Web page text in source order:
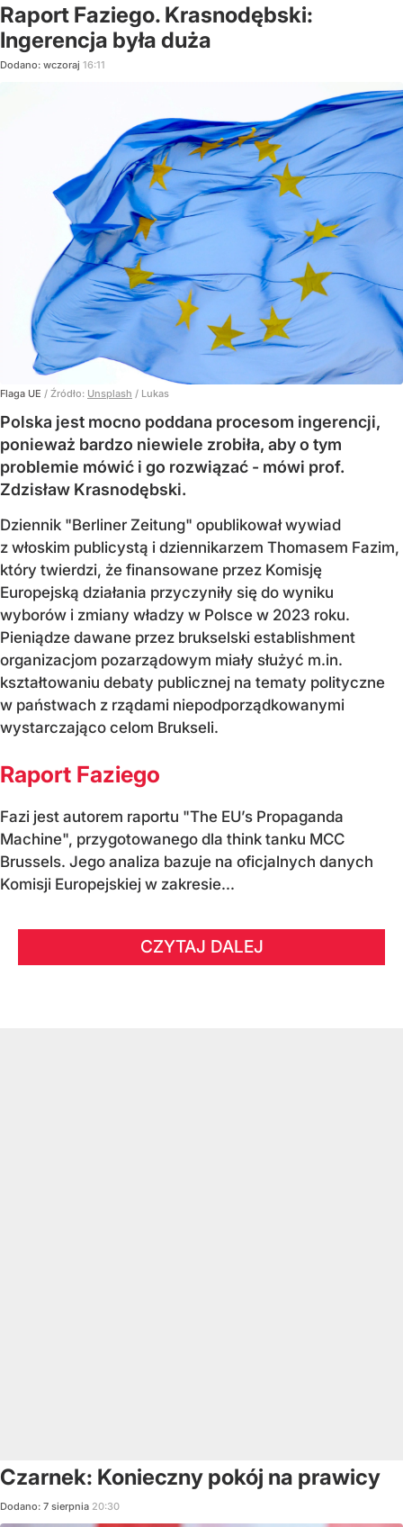
Raport Faziego. Krasnodębski:
Ingerencja była duża
Dodano: wczoraj 16:11
Flaga UE / Źródło: Unsplash / Lukas
Polska jest mocno poddana procesom ingerencji,
ponieważ bardzo niewiele zrobiła, aby o tym
problemie mówić i go rozwiązać - mówi prof.
Zdzisław Krasnodębski.
Dziennik "Berliner Zeitung" opublikował wywiad
z włoskim publicystą i dziennikarzem Thomasem Fazim,
który twierdzi, że finansowane przez Komisję
Europejską działania przyczyniły się do wyniku
wyborów i zmiany władzy w Polsce w 2023 roku.
Pieniądze dawane przez brukselski establishment
organizacjom pozarządowym miały służyć m.in.
kształtowaniu debaty publicznej na tematy polityczne
w państwach z rządami niepodporządkowanymi
wystarczająco celom Brukseli.
Raport Faziego
Fazi jest autorem raportu "The EU’s Propaganda
Machine", przygotowanego dla think tanku MCC
Brussels. Jego analiza bazuje na oficjalnych danych
Komisji Europejskiej w zakresie...
CZYTAJ DALEJ
Czarnek: Konieczny pokój na prawicy
Dodano: 7 sierpnia 20:30